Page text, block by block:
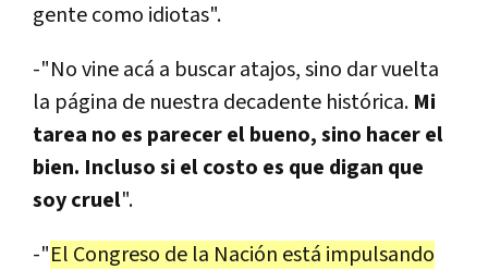
gente como idiotas".
-"No vine acá a buscar atajos, sino dar vuelta
la página de nuestra decadente histórica. Mi
tarea no es parecer el bueno, sino hacer el
bien. Incluso si el costo es que digan que
soy cruel".
-"El Congreso de la Nación está impulsando